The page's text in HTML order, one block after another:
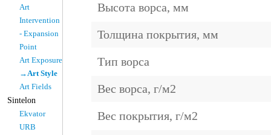
Art
Intervention
- Expansion
Point
Art Exposure
→Art Style
Art Fields
Sintelon
Ekvator
URB
Высота ворса, мм
Толщина покрытия, мм
Тип ворса
Вес ворса, г/м2
Вес покрытия, г/м2